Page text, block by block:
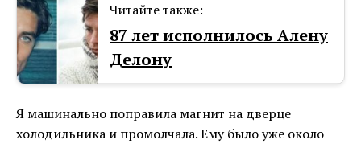
Читайте также:
87 лет исполнилось Алену
Делону
Я машинально поправила магнит на дверце
холодильника и промолчала. Ему было уже около